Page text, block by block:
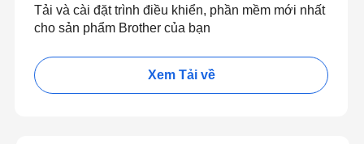
Tải và cài đặt trình điều khiển, phần mềm mới nhất
cho sản phẩm Brother của bạn
Xem Tải về